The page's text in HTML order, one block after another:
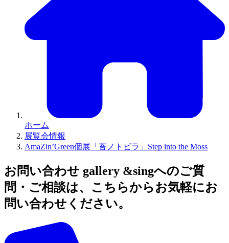
ホーム
展覧会情報
AmaZin’Green個展「苔ノトビラ」Step into the Moss
お問い合わせ gallery &singへのご質
問・ご相談は、こちらからお気軽にお
問い合わせください。